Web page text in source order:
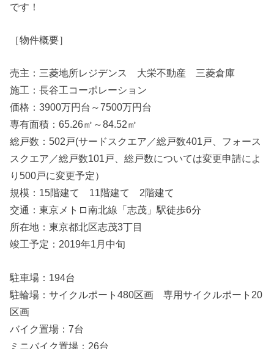
です！
［物件概要］
売主：三菱地所レジデンス 大栄不動産 三菱倉庫
施工：長谷工コーポレーション
価格：3900万円台～7500万円台
専有面積：65.26㎡～84.52㎡
総戸数：502戸(サードスクエア／総戸数401戸、フォース
スクエア／総戸数101戸、総戸数については変更申請によ
り500戸に変更予定）
規模：15階建て 11階建て 2階建て
交通：東京メトロ南北線「志茂」駅徒歩6分
所在地：東京都北区志茂3丁目
竣工予定：2019年1月中旬
駐車場：194台
駐輪場：サイクルポート480区画 専用サイクルポート20
区画
バイク置場：7台
ミニバイク置場：26台